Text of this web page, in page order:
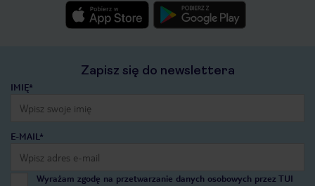
Zapisz się do newslettera
IMIĘ*
E-MAIL*
Wyrażam zgodę na przetwarzanie danych osobowych przez TUI